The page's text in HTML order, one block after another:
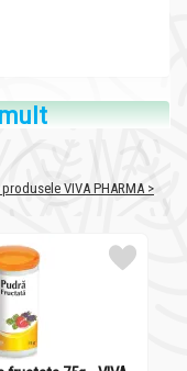
de elecţie pentru
VIVA PHARMA >